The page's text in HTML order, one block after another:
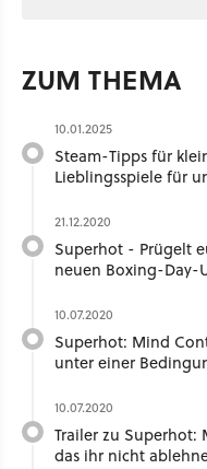
ZUM THEMA
10.01.2025
Steam-Tipps für
Lieblingsspiele für
21.12.2020
Superhot - Prügelt
neuen Boxing-Day-
10.07.2020
Superhot: Mind
unter einer
10.07.2020
Trailer zu Superhot:
das ihr nicht